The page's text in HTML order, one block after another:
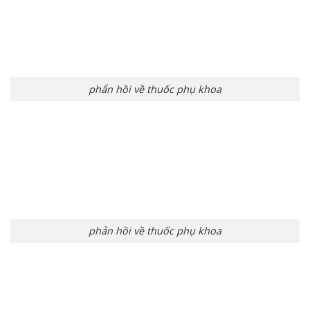
phẩn hồi về thuốc phụ khoa
phản hồi về thuốc phụ khoa